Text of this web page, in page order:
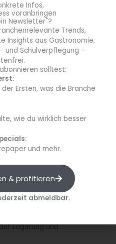
geachtet werden,
großer Öffnung zu wählen.
das Produkt ist einfach
keine Reste im Glas.
für
laut
Auf die
immer ein
enthält:
der Speise)
aller Allergene
Verbrauchsdatum
Lagerung und
Infos,
voranbringen
Newsletter"?
Trends,
Insights aus Gastronomie,
und Schulverpflegung –
solltest:
Ersten, was die Branche
wie du wirklich besser
und mehr.
& profitieren
abmeldbar.